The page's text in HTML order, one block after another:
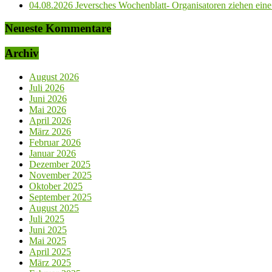
04.08.2026 Jeversches Wochenblatt- Organisatoren ziehen
Neueste Kommentare
Archiv
August 2026
Juli 2026
Juni 2026
Mai 2026
April 2026
März 2026
Februar 2026
Januar 2026
Dezember 2025
November 2025
Oktober 2025
September 2025
August 2025
Juli 2025
Juni 2025
Mai 2025
April 2025
März 2025